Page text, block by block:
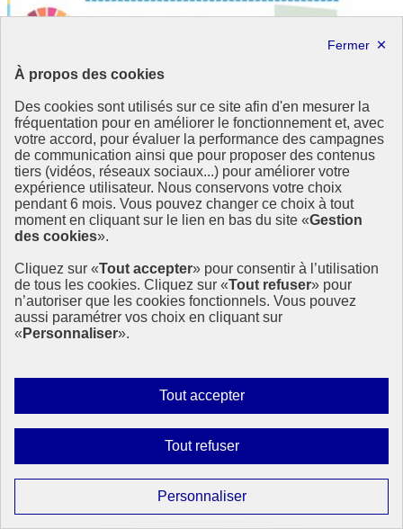
À propos des cookies
Des cookies sont utilisés sur ce site afin d'en mesurer la
fréquentation pour en améliorer le fonctionnement et, avec
votre accord, pour évaluer la performance des campagnes
de communication ainsi que pour proposer des contenus
tiers (vidéos, réseaux sociaux...) pour améliorer votre
expérience utilisateur. Nous conservons votre choix
pendant 6 mois. Vous pouvez changer ce choix à tout
moment en cliquant sur le lien en bas du site «Gestion
des cookies».
Cliquez sur «Tout accepter» pour consentir à l’utilisation
de tous les cookies. Cliquez sur «Tout refuser» pour
n’autoriser que les cookies fonctionnels. Vous pouvez
aussi paramétrer vos choix en cliquant sur
« Personnaliser».
Tout accepterAutoriser
tous
Tout refuserInterdire
tous
PersonnaliserParamétrer
les
Journal de bord Forum Politique de Haut Niveau
2020 - Jour 7
volontaire, dont l’Autriche qui renoue avec le portage du
développement durable au niveau fédéral
Après la session des messages des « régions économiques de
l’ONU », qui auront (…)